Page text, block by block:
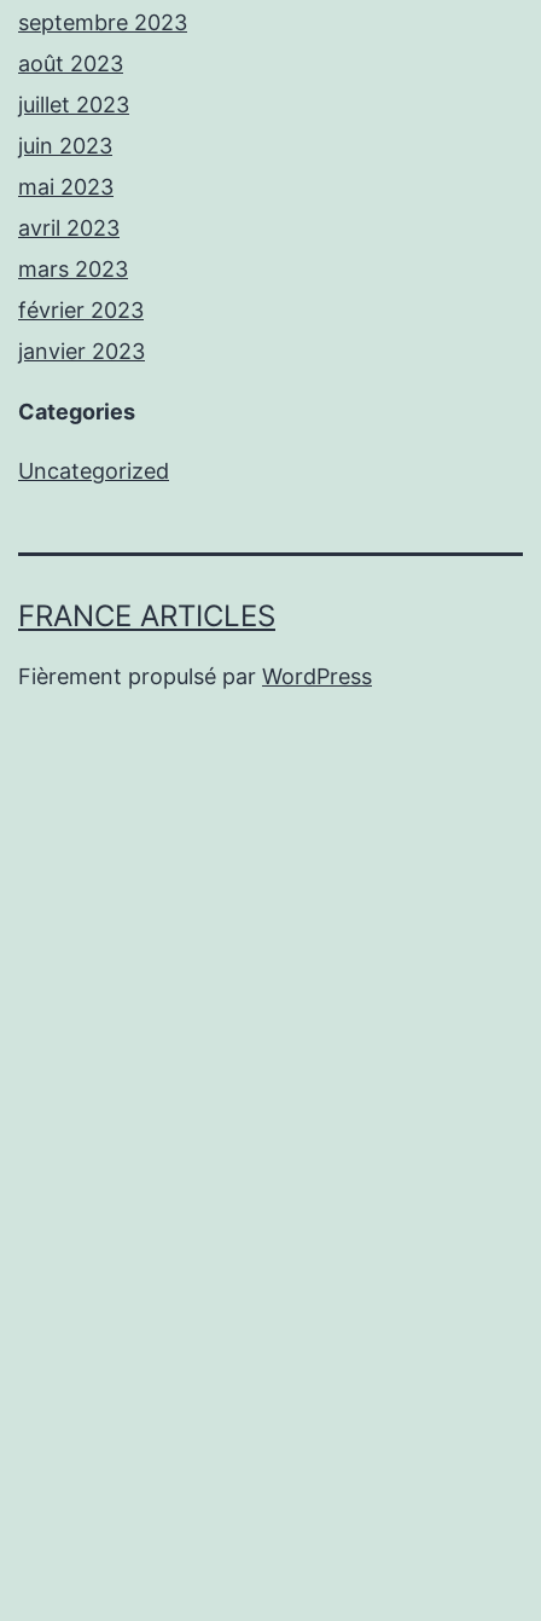
septembre 2023
août 2023
juillet 2023
juin 2023
mai 2023
avril 2023
mars 2023
février 2023
janvier 2023
Categories
Uncategorized
FRANCE ARTICLES
Fièrement propulsé par WordPress